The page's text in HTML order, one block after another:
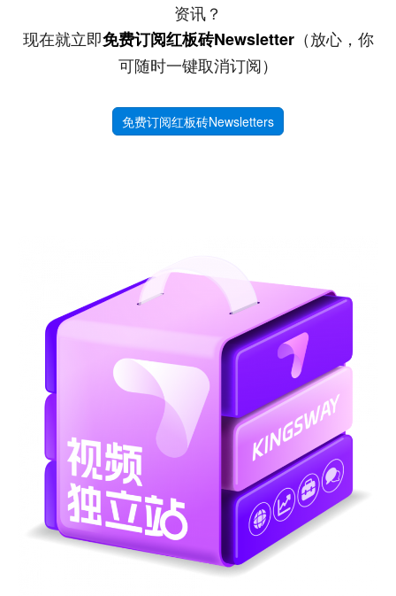
资讯？
现在就立即免费订阅红板砖Newsletter（放心，你
可随时一键取消订阅）
免费订阅红板砖Newsletters